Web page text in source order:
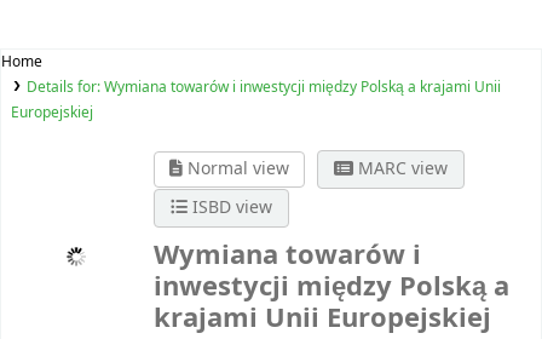
Home
Details for:Wymiana towarów i inwestycji między Polską a krajami Unii
Europejskiej
Normal view
MARC view
ISBD view
Wymiana towarów i
inwestycji między Polską a
krajami Unii Europejskiej